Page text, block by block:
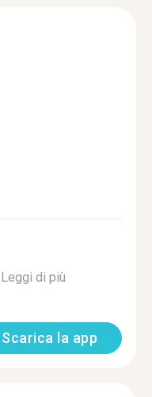
Leggi di più
Scarica la app